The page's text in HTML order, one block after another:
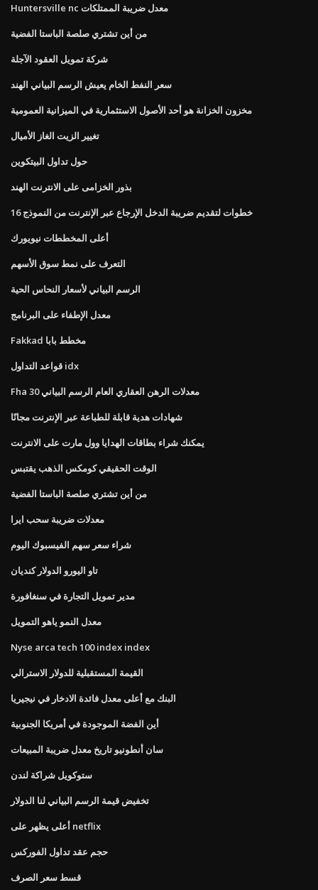
Huntersville nc معدل ضريبة الممتلكات
من أين تشتري صلصة الباستا الفضية
شركة تمويل العقود الآجلة
سعر النفط الخام يعيش الرسم البياني الهند
مخزون الخزانة هو أحد الأصول الاستثمارية في الميزانية العمومية
تغيير الزيت الغاز الأميال
حول تداول البيتكوين
بذور الخزامى على الانترنت الهند
خطوات لتقديم ضريبة الدخل الإرجاع عبر الإنترنت من النموذج 16
أعلى المخططات نيويورك
التعرف على نمط سوق الأسهم
الرسم البياني لأسعار النحاس الحية
معدل الإطفاء على البرنامج
Fakkad مخطط بابا
قواعد التداول idx
Fha 30 معدلات الرهن العقاري العام الرسم البياني
شهادات هدية قابلة للطباعة عبر الإنترنت مجانًا
يمكنك شراء بطاقات الهدايا وول مارت على الانترنت
الوقت الحقيقي كومكس الذهب يقتبس
من أين تشتري صلصة الباستا الفضية
معدلات ضريبة سحب ايرا
شراء سعر سهم الفيسبوك اليوم
تاو اليورو الدولار كنديان
مدير تمويل التجارة في سنغافورة
معدل النمو ياهو التمويل
Nyse arca tech 100 index index
القيمة المستقبلية للدولار الاسترالي
البنك مع أعلى معدل فائدة الادخار في نيجيريا
أين الفضة الموجودة في أمريكا الجنوبية
سان أنطونيو تاريخ معدل ضريبة المبيعات
ستوكويل شراكة لندن
تخفيض قيمة الرسم البياني لنا الدولار
أعلى يظهر على netflix
حجم عقد تداول الفوركس
قسط سعر الصرف